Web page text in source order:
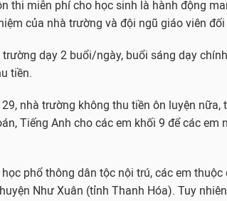
thi miễn phí cho học sinh là hành động
của nhà trường và đội ngũ giáo viên
dạy 2 buổi/ngày, buổi sáng dạy
tiền.
nhà trường không thu tiền ôn luyện nữa,
Tiếng Anh cho các em khối 9 để các em
phổ thông dân tộc nội trú, các em thuộc
Như Xuân (tỉnh Thanh Hóa). Tuy